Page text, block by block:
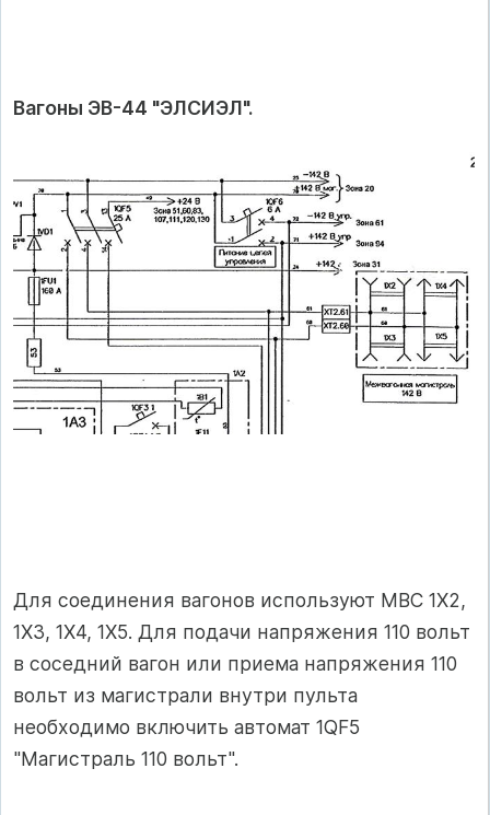
Вагоны ЭВ-44 "ЭЛСИЭЛ".
Для соединения вагонов используют МВС 1Х2,
1Х3, 1Х4, 1Х5. Для подачи напряжения 110 вольт
в соседний вагон или приема напряжения 110
вольт из магистрали внутри пульта
необходимо включить автомат 1QF5
"Магистраль 110 вольт".